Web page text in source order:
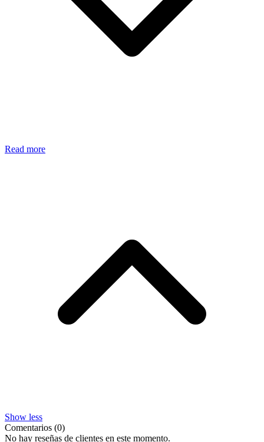
Read more
Show less
Comentarios (0)
No hay reseñas de clientes en este momento.